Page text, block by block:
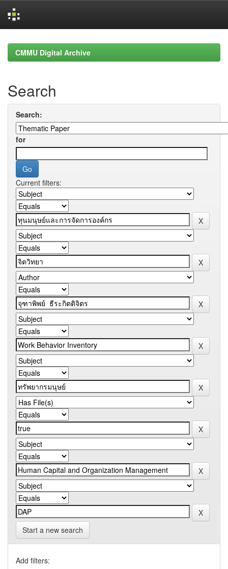
navigationCMMU Digital Archive
Search
Search:
for
Current filters:
Start a new search
Add filters: